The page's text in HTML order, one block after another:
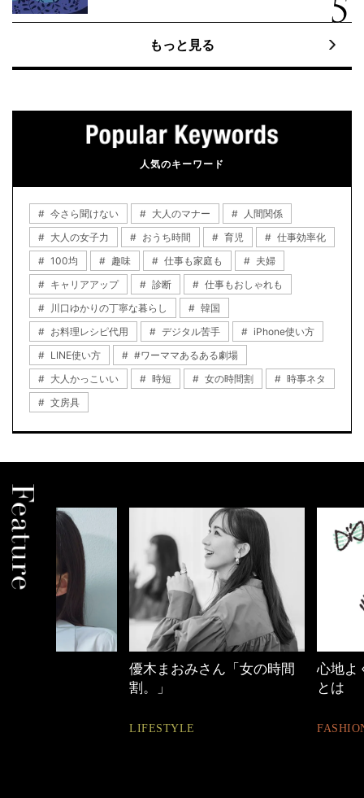
もっと見る
人気のキーワード
今さら聞けない 大人のマナー
人間関係
大人の女子力
おうち時間 育児
仕事効率化
100均
趣味 仕事も家庭も
夫婦
キャリアアップ
診断
仕事もおしゃれも
川口ゆかりの丁寧な暮らし
韓国
お料理レシピ代用
デジタル苦手
iPhone使い方
LINE使い方
#ワーママあるある劇場
大人かっこいい
時短 女の時間割
時事ネタ
文房具
優木まおみさん「女の時間
心地よくいられる